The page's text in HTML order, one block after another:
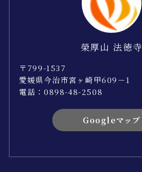
榮厚山 法徳寺
〒799-1537
愛媛県今治市宮ヶ崎甲609－1
電話：0898-48-2508
Googleマップ